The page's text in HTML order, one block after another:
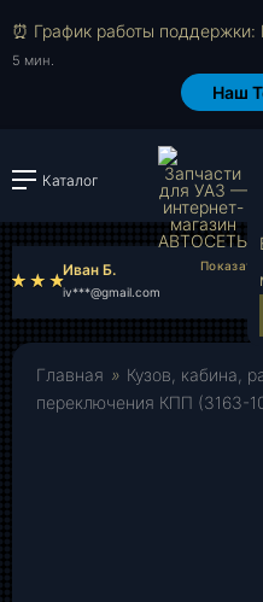
⏰ График работы
5 мин.
Наш
Каталог Войти
Иван Б.
iv***@gmail.com
Главная » Кузов, кабина,
переключения КПП (3163-